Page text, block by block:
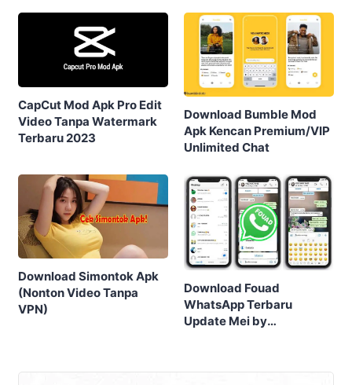
CapCut Mod Apk Pro Edit
Video Tanpa Watermark
Terbaru 2023
Download Bumble Mod
Apk Kencan Premium/VIP
Unlimited Chat
Download Simontok Apk
(Nonton Video Tanpa
VPN)
Download Fouad
WhatsApp Terbaru
Update Mei by